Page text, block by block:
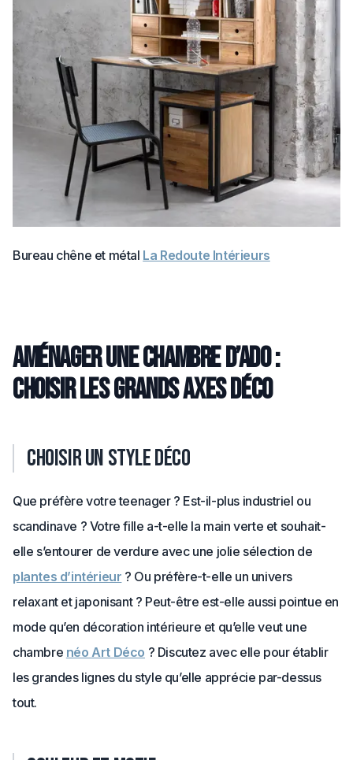
Bureau chêne et métal La Redoute Intérieurs
Aménager une chambre d’ado :
choisir les grands axes déco
Choisir un style déco
Que préfère votre teenager ? Est-il-plus industriel ou
scandinave ? Votre fille a-t-elle la main verte et souhait-
elle s’entourer de verdure avec une jolie sélection de
plantes d’intérieur ? Ou préfère-t-elle un univers
relaxant et japonisant ? Peut-être est-elle aussi pointue en
mode qu’en décoration intérieure et qu’elle veut une
chambre néo Art Déco ? Discutez avec elle pour établir
les grandes lignes du style qu’elle apprécie par-dessus
tout.